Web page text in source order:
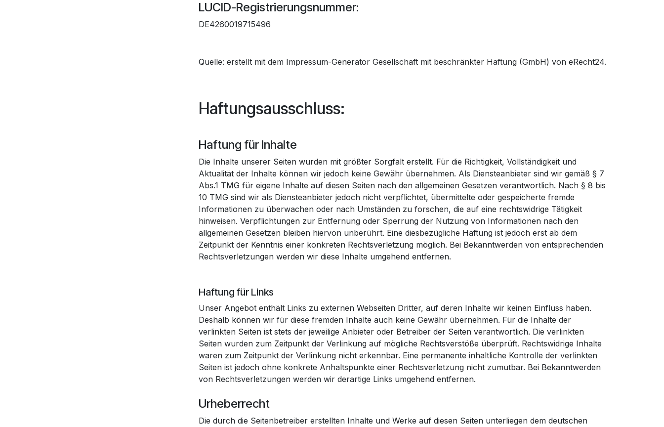
LUCID-Registrierungsnummer:
DE4260019715496
Quelle: erstellt mit dem Impressum-Generator Gesellschaft mit beschränkter Haftung (GmbH) von eRecht24.
Haftungsausschluss:
Haftung für Inhalte
Die Inhalte unserer Seiten wurden mit größter Sorgfalt erstellt. Für die Richtigkeit, Vollständigkeit und
Aktualität der Inhalte können wir jedoch keine Gewähr übernehmen. Als Diensteanbieter sind wir gemäß § 7
Abs.1 TMG für eigene Inhalte auf diesen Seiten nach den allgemeinen Gesetzen verantwortlich. Nach § 8 bis
10 TMG sind wir als Diensteanbieter jedoch nicht verpflichtet, übermittelte oder gespeicherte fremde
Informationen zu überwachen oder nach Umständen zu forschen, die auf eine rechtswidrige Tätigkeit
hinweisen. Verpflichtungen zur Entfernung oder Sperrung der Nutzung von Informationen nach den
allgemeinen Gesetzen bleiben hiervon unberührt. Eine diesbezügliche Haftung ist jedoch erst ab dem
Zeitpunkt der Kenntnis einer konkreten Rechtsverletzung möglich. Bei Bekanntwerden von entsprechenden
Rechtsverletzungen werden wir diese Inhalte umgehend entfernen.
Haftung für Links
Unser Angebot enthält Links zu externen Webseiten Dritter, auf deren Inhalte wir keinen Einfluss haben.
Deshalb können wir für diese fremden Inhalte auch keine Gewähr übernehmen. Für die Inhalte der
verlinkten Seiten ist stets der jeweilige Anbieter oder Betreiber der Seiten verantwortlich. Die verlinkten
Seiten wurden zum Zeitpunkt der Verlinkung auf mögliche Rechtsverstöße überprüft. Rechtswidrige Inhalte
waren zum Zeitpunkt der Verlinkung nicht erkennbar. Eine permanente inhaltliche Kontrolle der verlinkten
Seiten ist jedoch ohne konkrete Anhaltspunkte einer Rechtsverletzung nicht zumutbar. Bei Bekanntwerden
von Rechtsverletzungen werden wir derartige Links umgehend entfernen.
Urheberrecht
Die durch die Seitenbetreiber erstellten Inhalte und Werke auf diesen Seiten unterliegen dem deutschen